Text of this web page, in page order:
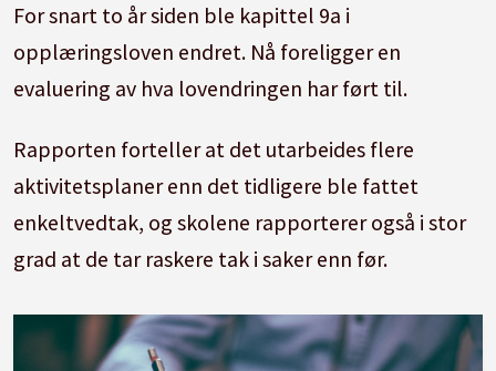
For snart to år siden ble kapittel 9a i
opplæringsloven endret. Nå foreligger en
evaluering av hva lovendringen har ført til.
Rapporten forteller at det utarbeides flere
aktivitetsplaner enn det tidligere ble fattet
enkeltvedtak, og skolene rapporterer også i stor
grad at de tar raskere tak i saker enn før.